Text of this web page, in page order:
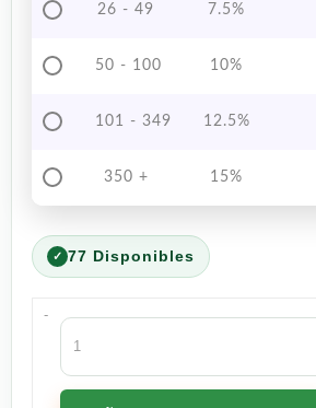
26 - 49 7.5%
50 - 100 10%
101 - 349 12.5%
350 + 15%
77 Disponibles
-
Vino
Tinto
Trivento
Malbec